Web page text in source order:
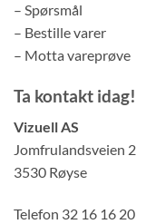
– Spørsmål
– Bestille varer
– Motta vareprøve
Ta kontakt idag!
Vizuell AS
Jomfrulandsveien 2
3530 Røyse
Telefon 32 16 16 20